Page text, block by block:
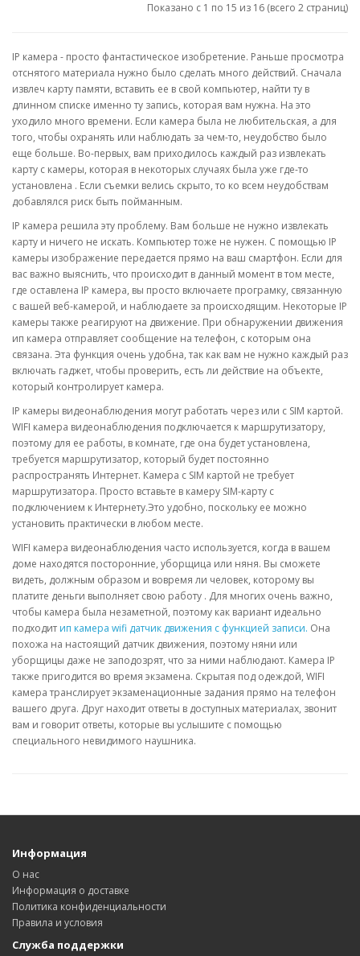
Показано с 1 по 15 из 16 (всего 2 страниц)
IP камера - просто фантастическое изобретение. Раньше просмотра
отснятого материала нужно было сделать много действий. Сначала
извлеч карту памяти, вставить ее в свой компьютер, найти ту в
длинном списке именно ту запись, которая вам нужна. На это
уходило много времени. Если камера была не любительская, а для
того, чтобы охранять или наблюдать за чем-то, неудобство было
еще больше. Во-первых, вам приходилось каждый раз извлекать
карту с камеры, которая в некоторых случаях была уже где-то
установлена . Если съемки велись скрыто, то ко всем неудобствам
добавлялся риск быть пойманным.
IP камера решила эту проблему. Вам больше не нужно извлекать
карту и ничего не искать. Компьютер тоже не нужен. С помощью IP
камеры изображение передается прямо на ваш смартфон. Если для
вас важно выяснить, что происходит в данный момент в том месте,
где оставлена IP камера, вы просто включаете програмку, связанную
с вашей веб-камерой, и наблюдаете за происходящим. Некоторые IP
камеры также реагируют на движение. При обнаружении движения
ип камера отправляет сообщение на телефон, с которым она
связана. Эта функция очень удобна, так как вам не нужно каждый раз
включать гаджет, чтобы проверить, есть ли действие на объекте,
который контролирует камера.
IP камеры видеонаблюдения могут работать через или с SIM картой.
WIFI камера видеонаблюдения подключается к маршрутизатору,
поэтому для ее работы, в комнате, где она будет установлена,
требуется маршрутизатор, который будет постоянно
распространять Интернет. Камера с SIM картой не требует
маршрутизатора. Просто вставьте в камеру SIM-карту с
подключением к Интернету.Это удобно, поскольку ее можно
установить практически в любом месте.
WIFI камера видеонаблюдения часто используется, когда в вашем
доме находятся посторонние, уборщица или няня. Вы сможете
видеть, должным образом и вовремя ли человек, которому вы
платите деньги выполняет свою работу . Для многих очень важно,
чтобы камера была незаметной, поэтому как вариант идеально
подходит ип камера wifi датчик движения с функцией записи. Она
похожа на настоящий датчик движения, поэтому няни или
уборщицы даже не заподозрят, что за ними наблюдают. Камера IP
также пригодится во время экзамена. Скрытая под одеждой, WIFI
камера транслирует экзаменационные задания прямо на телефон
вашего друга. Друг находит ответы в доступных материалах, звонит
вам и говорит ответы, которые вы услышите с помощью
специального невидимого наушника.
Информация
О нас
Информация о доставке
Политика конфиденциальности
Правила и условия
Служба поддержки